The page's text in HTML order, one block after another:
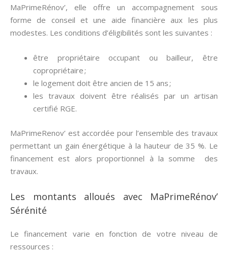
MaPrimeRénov’, elle offre un accompagnement sous
forme de conseil et une aide financière aux les plus
modestes. Les conditions d’éligibilités sont les suivantes :
être propriétaire occupant ou bailleur, être
copropriétaire ;
le logement doit être ancien de 15 ans ;
les travaux doivent être réalisés par un artisan
certifié RGE.
MaPrimeRenov’ est accordée pour l’ensemble des travaux
permettant un gain énergétique à la hauteur de 35 %. Le
financement est alors proportionnel à la somme des
travaux.
Les montants alloués avec MaPrimeRénov’
Sérénité
Le financement varie en fonction de votre niveau de
ressources :